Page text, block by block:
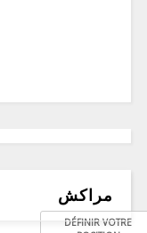
مراكش
DÉFINIR VOTRE